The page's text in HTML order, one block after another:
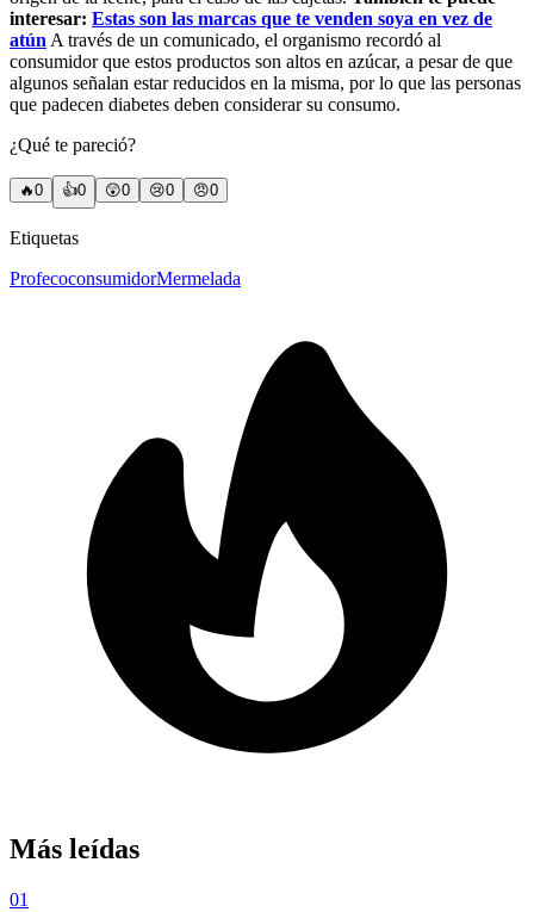
interesar: Estas son las marcas que te venden soya en vez de
atúnA través de un comunicado, el organismo recordó al
consumidor que estos productos son altos en azúcar, a pesar de que
algunos señalan estar reducidos en la misma, por lo que las personas
que padecen diabetes deben considerar su consumo.
¿Qué te pareció?
🔥0 👍0 😲0 😢0 😠0
Etiquetas
ProfecoconsumidorMermelada
Más leídas
01